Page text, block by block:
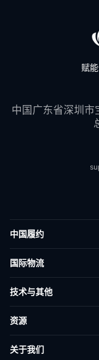
赋
中国广东省深圳市
中国履约
Amazon FBA 预处理
国际物流
海外本地
技术与其他
智能物流仓储
资源
关于我们